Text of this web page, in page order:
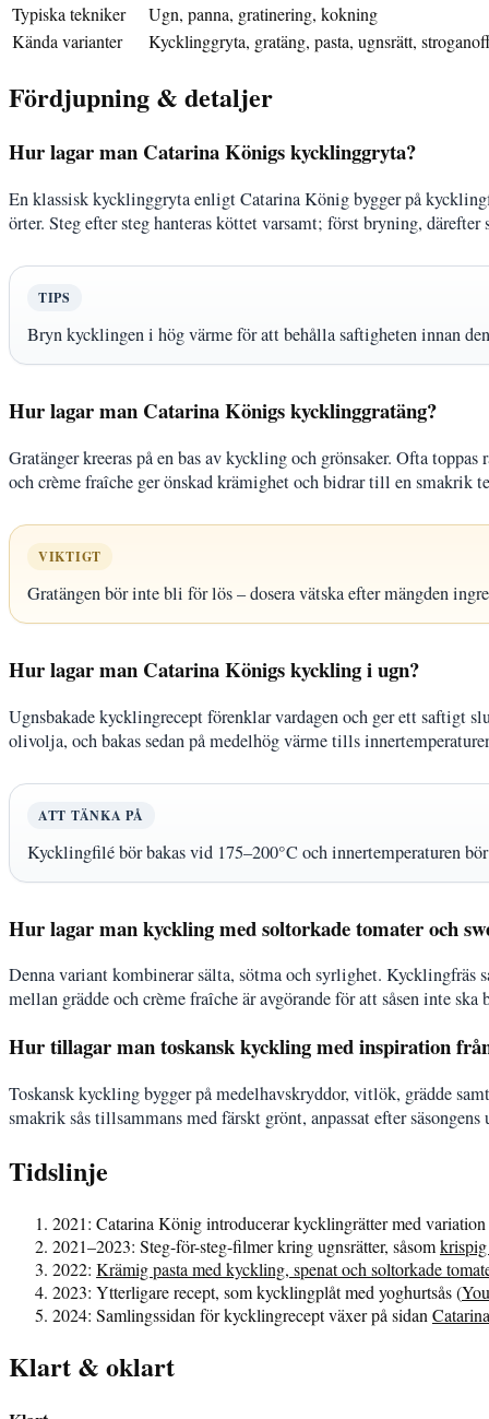
Typiska tekniker
Ugn, panna, gratinering, kokning
Kända varianter
Kycklinggryta, gratäng, pasta, ugnsrätt,
Fördjupning & detaljer
Hur lagar man Catarina Königs kycklinggryta?
En klassisk kycklinggryta enligt Catarina König bygger på
örter. Steg efter steg hanteras köttet varsamt; först bryning,
TIPS
Bryn kycklingen i hög värme för att behålla saftigheten innan
Hur lagar man Catarina Königs kycklinggratäng?
Gratänger kreeras på en bas av kyckling och grönsaker. Ofta
och crème fraîche ger önskad krämighet och bidrar till en smakrik
VIKTIGT
Gratängen bör inte bli för lös – dosera vätska efter mängden
Hur lagar man Catarina Königs kyckling i ugn?
Ugnsbakade kycklingrecept förenklar vardagen och ger ett saftigt
olivolja, och bakas sedan på medelhög värme tills
ATT TÄNKA PÅ
Kycklingfilé bör bakas vid 175–200°C och innertemperaturen
Hur lagar man kyckling med soltorkade tomater och
Denna variant kombinerar sälta, sötma och syrlighet. Kycklingfräs
mellan grädde och crème fraîche är avgörande för att såsen inte ska
Hur tillagar man toskansk kyckling med inspiration
Toskansk kyckling bygger på medelhavskryddor, vitlök, grädde
smakrik sås tillsammans med färskt grönt, anpassat efter säsongens
Tidslinje
2021: Catarina König introducerar kycklingrätter med
2021–2023: Steg-för-steg-filmer kring ugnsrätter, såsom
2022: Krämig pasta med kyckling, spenat och soltorkade
2023: Ytterligare recept, som kycklingplåt med yoghurtsås (
2024: Samlingssidan för kycklingrecept växer på sidan
Klart & oklart